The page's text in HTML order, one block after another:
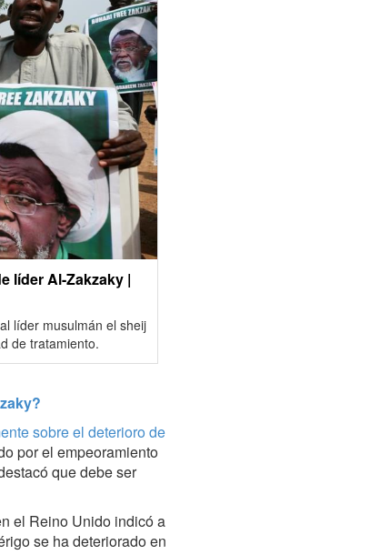
líder Al-Zakzaky |
líder musulmán el sheij
de tratamiento.
sobre el deterioro de
por el empeoramiento
que debe ser
el Reino Unido indicó a
se ha deteriorado en